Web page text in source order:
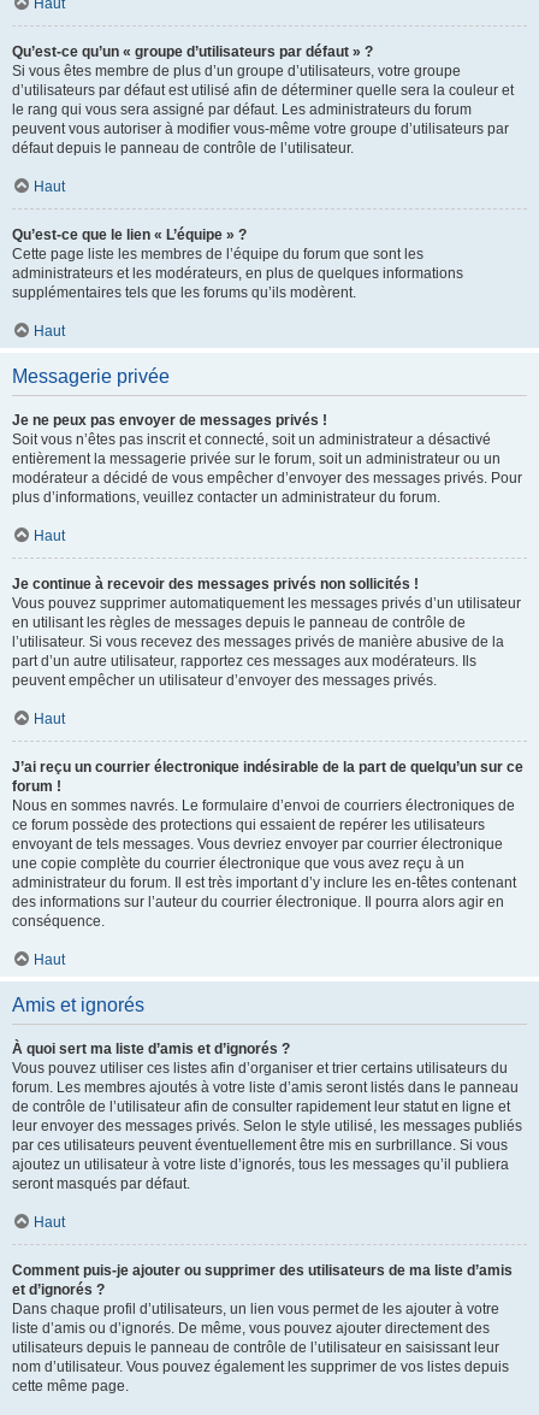
Haut
Qu’est-ce qu’un « groupe d’utilisateurs par défaut » ?
Si vous êtes membre de plus d’un groupe d’utilisateurs, votre groupe
d’utilisateurs par défaut est utilisé afin de déterminer quelle sera la couleur et
le rang qui vous sera assigné par défaut. Les administrateurs du forum
peuvent vous autoriser à modifier vous-même votre groupe d’utilisateurs par
défaut depuis le panneau de contrôle de l’utilisateur.
Haut
Qu’est-ce que le lien « L’équipe » ?
Cette page liste les membres de l’équipe du forum que sont les
administrateurs et les modérateurs, en plus de quelques informations
supplémentaires tels que les forums qu’ils modèrent.
Haut
Messagerie privée
Je ne peux pas envoyer de messages privés !
Soit vous n’êtes pas inscrit et connecté, soit un administrateur a désactivé
entièrement la messagerie privée sur le forum, soit un administrateur ou un
modérateur a décidé de vous empêcher d’envoyer des messages privés. Pour
plus d’informations, veuillez contacter un administrateur du forum.
Haut
Je continue à recevoir des messages privés non sollicités !
Vous pouvez supprimer automatiquement les messages privés d’un utilisateur
en utilisant les règles de messages depuis le panneau de contrôle de
l’utilisateur. Si vous recevez des messages privés de manière abusive de la
part d’un autre utilisateur, rapportez ces messages aux modérateurs. Ils
peuvent empêcher un utilisateur d’envoyer des messages privés.
Haut
J’ai reçu un courrier électronique indésirable de la part de quelqu’un sur ce
forum !
Nous en sommes navrés. Le formulaire d’envoi de courriers électroniques de
ce forum possède des protections qui essaient de repérer les utilisateurs
envoyant de tels messages. Vous devriez envoyer par courrier électronique
une copie complète du courrier électronique que vous avez reçu à un
administrateur du forum. Il est très important d’y inclure les en-têtes contenant
des informations sur l’auteur du courrier électronique. Il pourra alors agir en
conséquence.
Haut
Amis et ignorés
À quoi sert ma liste d’amis et d’ignorés ?
Vous pouvez utiliser ces listes afin d’organiser et trier certains utilisateurs du
forum. Les membres ajoutés à votre liste d’amis seront listés dans le panneau
de contrôle de l’utilisateur afin de consulter rapidement leur statut en ligne et
leur envoyer des messages privés. Selon le style utilisé, les messages publiés
par ces utilisateurs peuvent éventuellement être mis en surbrillance. Si vous
ajoutez un utilisateur à votre liste d’ignorés, tous les messages qu’il publiera
seront masqués par défaut.
Haut
Comment puis-je ajouter ou supprimer des utilisateurs de ma liste d’amis
et d’ignorés ?
Dans chaque profil d’utilisateurs, un lien vous permet de les ajouter à votre
liste d’amis ou d’ignorés. De même, vous pouvez ajouter directement des
utilisateurs depuis le panneau de contrôle de l’utilisateur en saisissant leur
nom d’utilisateur. Vous pouvez également les supprimer de vos listes depuis
cette même page.